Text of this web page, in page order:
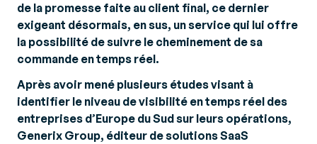
de la promesse faite au client final, ce dernier
exigeant désormais, en sus, un service qui lui offre
la possibilité de suivre le cheminement de sa
commande en temps réel.
Après avoir mené plusieurs études visant à
identifier le niveau de visibilité en temps réel des
entreprises d’Europe du Sud sur leurs opérations,
Generix Group, éditeur de solutions SaaS